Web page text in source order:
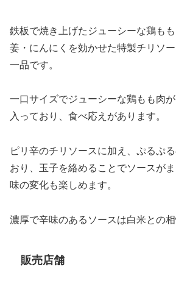
鉄板で焼き上げたジューシーな鶏も
姜・にんにくを効かせた特製チリソ
一品です。
一口サイズでジューシーな鶏もも肉
入っており、食べ応えがあります。
ピリ辛のチリソースに加え、ぷるぷ
おり、玉子を絡めることでソースが
味の変化も楽しめます。
濃厚で辛味のあるソースは白米との相
販売店舗